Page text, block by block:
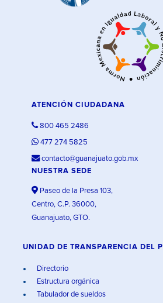
ATENCIÓN CIUDADANA
800 465 2486
477 274 5825
contacto@guanajuato.gob.mx
NUESTRA SEDE
Paseo de la Presa 103,
Centro, C.P. 36000,
Guanajuato, GTO.
UNIDAD DE TRANSPARENCIA DEL
Directorio
Estructura orgánica
Tabulador de sueldos